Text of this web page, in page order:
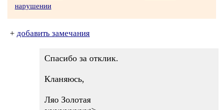
нарушении
+ добавить замечания
Спасибо за отклик.
Кланяюсь,
Ляо Золотая